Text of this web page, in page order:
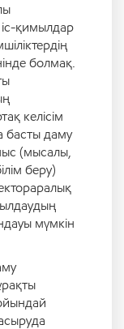
қимылдар
болмақ.
келісім
басты даму
(мысалы,
беру)
мүмкін